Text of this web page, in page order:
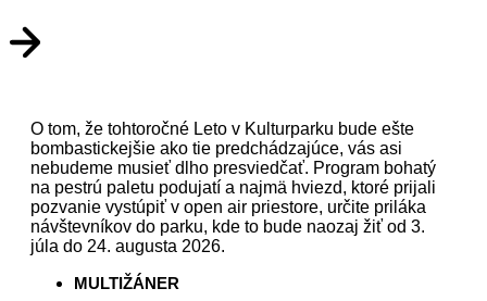
O tom, že tohtoročné Leto v Kulturparku bude ešte
bombastickejšie ako tie predchádzajúce, vás asi
nebudeme musieť dlho presviedčať. Program bohatý
na pestrú paletu podujatí a najmä hviezd, ktoré prijali
pozvanie vystúpiť v open air priestore, určite priláka
návštevníkov do parku, kde to bude naozaj žiť od 3.
júla do 24. augusta 2026.
MULTIŽÁNER